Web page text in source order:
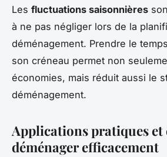
Les fluctuations saisonnières
à ne pas négliger lors de la
déménagement. Prendre le
son créneau permet non
économies, mais réduit aussi le
déménagement.
Applications pratiques et
déménager efficacement